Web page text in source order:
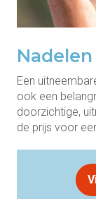
Nadelen
Een
ook een
doorzichtige,
de prijs voor